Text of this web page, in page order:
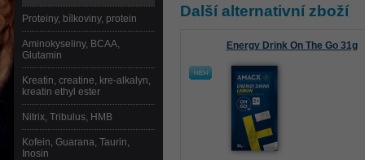
Další alternativní zboží
Energy Drink On The Go 31g
Proteiny, bílkoviny, protein
Aminokyseliny, BCAA,
Glutamin
Kreatin, creatine, kre-alkalyn,
kreatin ethyl ester
Nitrix, Tribulus, HMB
Kofein, Guarana, Taurin,
Inosin